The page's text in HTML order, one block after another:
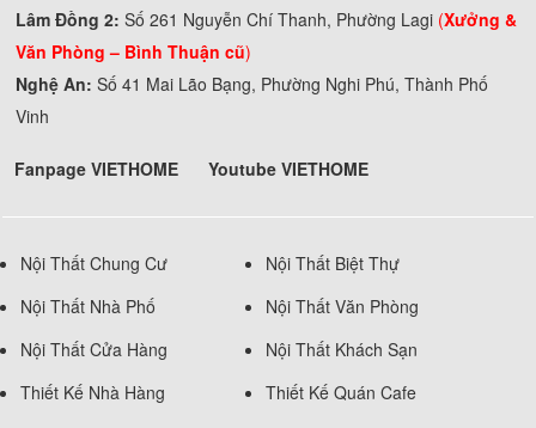
Lâm Đồng 2:Số 261 Nguyễn Chí Thanh, Phường Lagi (Xưởng &
Văn Phòng – Bình Thuận cũ)
Nghệ An: Số 41 Mai Lão Bạng, Phường Nghi Phú, Thành Phố
Vinh
Fanpage VIETHOME Youtube VIETHOME
Nội Thất Chung Cư
Nội Thất Biệt Thự
Nội Thất Nhà Phố
Nội Thất Văn Phòng
Nội Thất Cửa Hàng
Nội Thất Khách Sạn
Thiết Kế Nhà Hàng
Thiết Kế Quán Cafe